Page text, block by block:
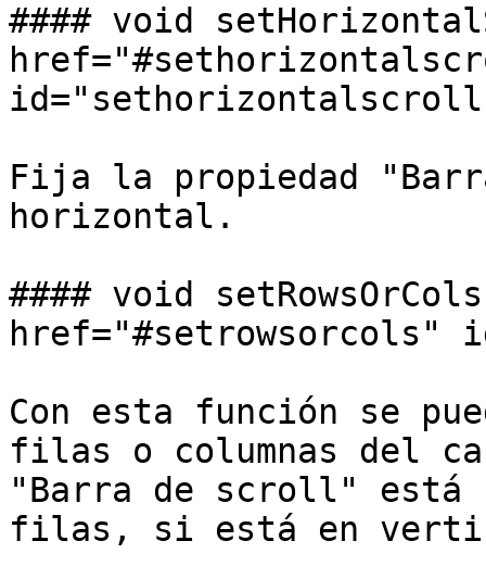
#### void
Fija la propiedad
horizontal.
#### void
href="#setrowsorcols"
Con esta función se
filas o columnas del
"Barra de scroll" está
filas, si está en